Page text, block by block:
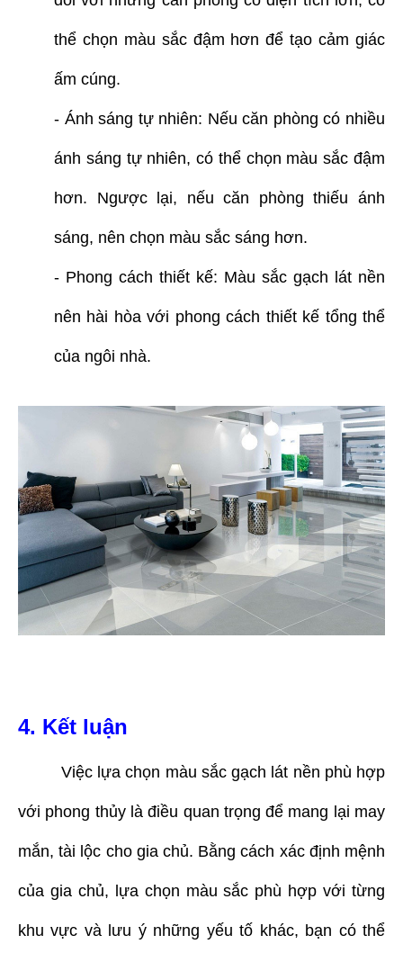
thể chọn màu sắc đậm hơn để tạo cảm giác
ấm cúng.
- Ánh sáng tự nhiên: Nếu căn phòng có nhiều
ánh sáng tự nhiên, có thể chọn màu sắc đậm
hơn. Ngược lại, nếu căn phòng thiếu ánh
sáng, nên chọn màu sắc sáng hơn.
- Phong cách thiết kế: Màu sắc gạch lát nền
nên hài hòa với phong cách thiết kế tổng thể
của ngôi nhà.
4. Kết luận
Việc lựa chọn màu sắc gạch lát nền phù hợp
với phong thủy là điều quan trọng để mang lại may
mắn, tài lộc cho gia chủ. Bằng cách xác định mệnh
của gia chủ, lựa chọn màu sắc phù hợp với từng
khu vực và lưu ý những yếu tố khác, bạn có thể